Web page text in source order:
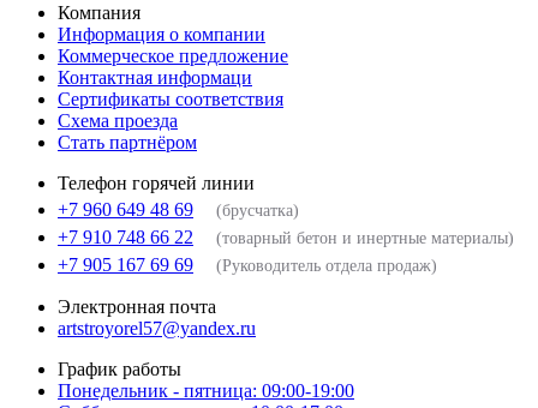
Компания
Информация о компании
Коммерческое предложение
Контактная информаци
Сертификаты соответствия
Схема проезда
Стать партнёром
Телефон горячей линии
+7 960 649 48 69
(брусчатка)
+7 910 748 66 22 (товарный бетон и инертные материалы)
+7 905 167 69 69 (Руководитель отдела продаж)
Электронная почта
artstroyorel57@yandex.ru
График работы
Понедельник - пятница: 09:00-19:00